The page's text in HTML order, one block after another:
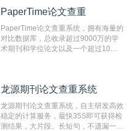
系统，可检测中文、英文两种语言的论
PaperTime论文查重
PaperTime论文查重系统，拥有海量的
对比数据库，总收录超过9000万的学
术期刊和学位论文以及一个超过10亿
对，利用指纹索引快速而精准地在云检
有相似的片段，该项技术检测速度快、
准确率高，市场反映良好。
龙源期刊论文查重系统
龙源期刊论文查重系统，自主研发高效
稳定的计算服务，最快35S即可获得检
测结果，大片段、长短句，不遗漏一处